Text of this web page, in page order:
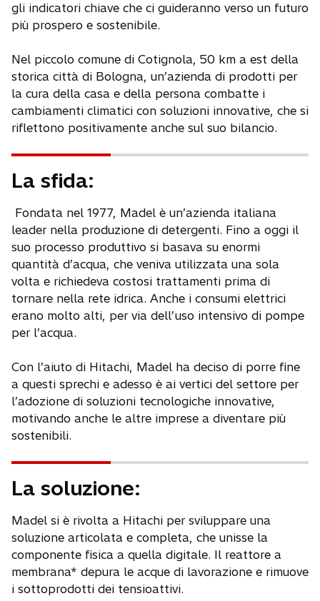
gli indicatori chiave che ci guideranno verso un futuro
più prospero e sostenibile.
Nel piccolo comune di Cotignola, 50 km a est della
storica città di Bologna, un’azienda di prodotti per
la cura della casa e della persona combatte i
cambiamenti climatici con soluzioni innovative, che si
riflettono positivamente anche sul suo bilancio.
La sfida:
Fondata nel 1977, Madel è un’azienda italiana
leader nella produzione di detergenti. Fino a oggi il
suo processo produttivo si basava su enormi
quantità d’acqua, che veniva utilizzata una sola
volta e richiedeva costosi trattamenti prima di
tornare nella rete idrica. Anche i consumi elettrici
erano molto alti, per via dell’uso intensivo di pompe
per l’acqua.
Con l’aiuto di Hitachi, Madel ha deciso di porre fine
a questi sprechi e adesso è ai vertici del settore per
l’adozione di soluzioni tecnologiche innovative,
motivando anche le altre imprese a diventare più
sostenibili.
La soluzione:
Madel si è rivolta a Hitachi per sviluppare una
soluzione articolata e completa, che unisse la
componente fisica a quella digitale. Il reattore a
membrana* depura le acque di lavorazione e rimuove
i sottoprodotti dei tensioattivi.